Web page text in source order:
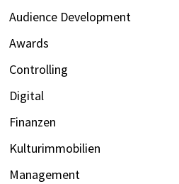
Audience Development
Awards
Controlling
Digital
Finanzen
Kulturimmobilien
Management